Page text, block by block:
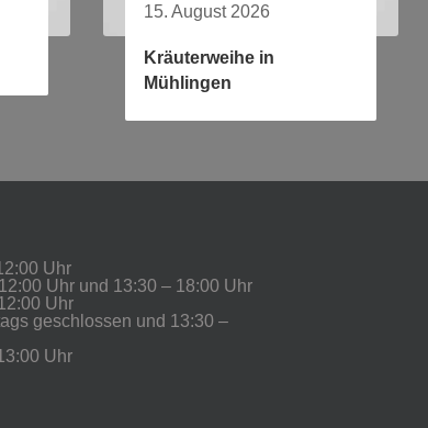
15. August 2026
Kräuterweihe in
Mühlingen
Uhr
Uhr und 13:30 – 18:00 Uhr
Uhr
geschlossen und 13:30 –
Uhr